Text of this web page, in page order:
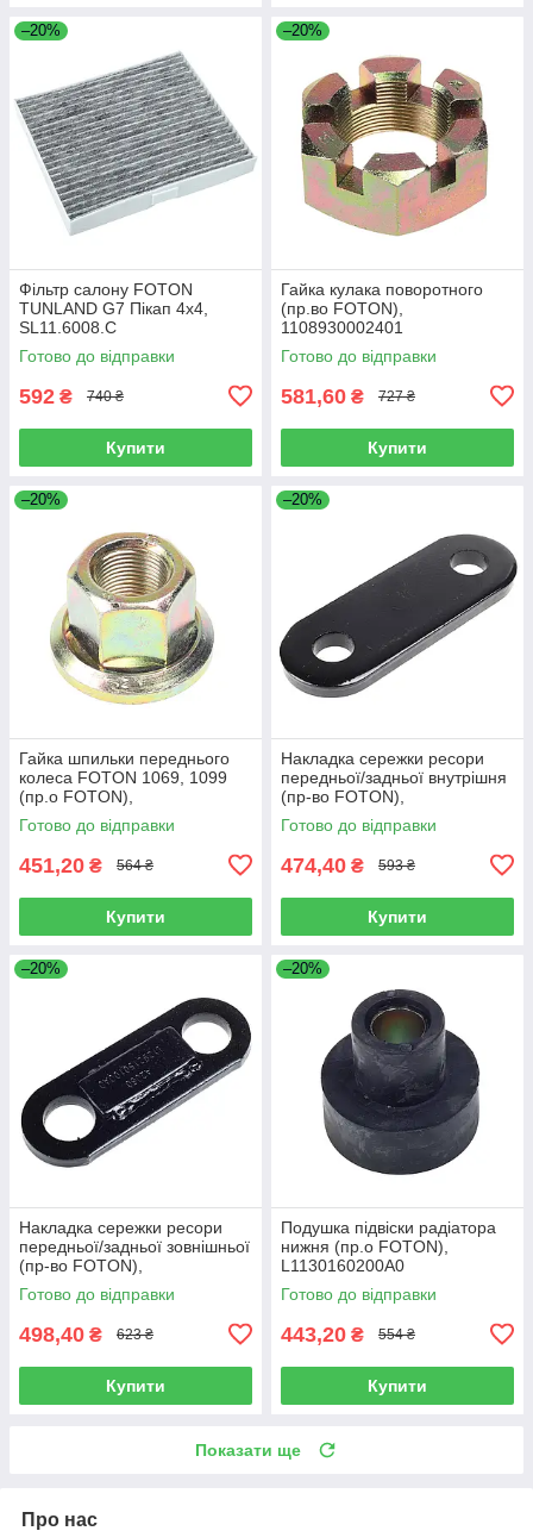
–20%
Фільтр салону FOTON
TUNLAND G7 Пікап 4х4,
SL11.6008.C
Готово до відправки
592 ₴ 740 ₴
Купити
–20%
Гайка кулака поворотного
(пр.во FOTON),
1108930002401
Готово до відправки
581,60 ₴ 727 ₴
Купити
–20%
Гайка шпильки переднього
колеса FOTON 1069, 1099
(пр.о FOTON),
1106930003404
Готово до відправки
451,20 ₴ 564 ₴
Купити
–20%
Накладка сережки ресори
передньої/задньої внутрішня
(пр-во FOTON),
L1292150200A0
Готово до відправки
474,40 ₴ 593 ₴
Купити
–20%
Накладка сережки ресори
передньої/задньої зовнішньої
(пр-во FOTON),
L1292150100A0
Готово до відправки
498,40 ₴ 623 ₴
Купити
–20%
Подушка підвіски радіатора
нижня (пр.о FOTON),
L1130160200A0
Готово до відправки
443,20 ₴ 554 ₴
Купити
Показати ще
Про нас